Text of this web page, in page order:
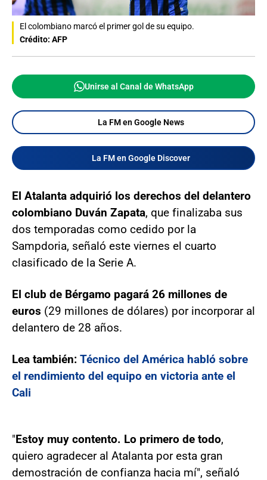
El colombiano marcó el primer gol de su equipo.
Crédito: AFP
Unirse al Canal de WhatsApp
La FM en Google News
La FM en Google Discover
El Atalanta adquirió los derechos del delantero
colombiano Duván Zapata, que finalizaba sus
dos temporadas como cedido por la
Sampdoria, señaló este viernes el cuarto
clasificado de la Serie A.
El club de Bérgamo pagará 26 millones de
euros (29 millones de dólares) por incorporar al
delantero de 28 años.
Lea también: Técnico del América habló sobre
el rendimiento del equipo en victoria ante el
Cali
"Estoy muy contento. Lo primero de todo,
quiero agradecer al Atalanta por esta gran
demostración de confianza hacia mí", señaló